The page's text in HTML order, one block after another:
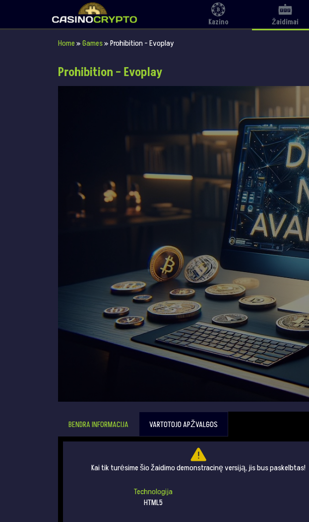
Kazino Žaidimai
Home»Games»Prohibition – Evoplay
Prohibition – Evoplay
BENDRA INFORMACIJA VARTOTOJO APŽVALGOS
Kai tik turėsime šio žaidimo demonstracinę versiją, jis bus paskelbtas!
Technologija
HTML5